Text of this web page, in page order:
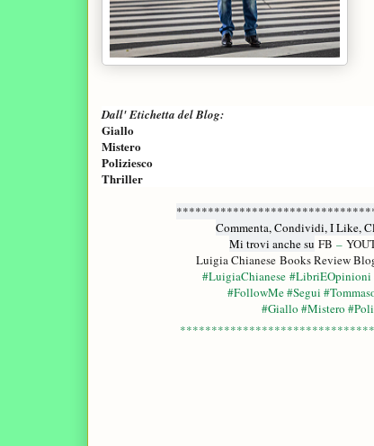
Dall' Etichetta del Blog:
Giallo
Mistero
Poliziesco
Thriller
Commenta, Condividi, I Like,
Mi trovi anche su FB –
Luigia Chianese Books Review
#LuigiaChianese
#FollowMe #Segui
#Giallo #Mistero